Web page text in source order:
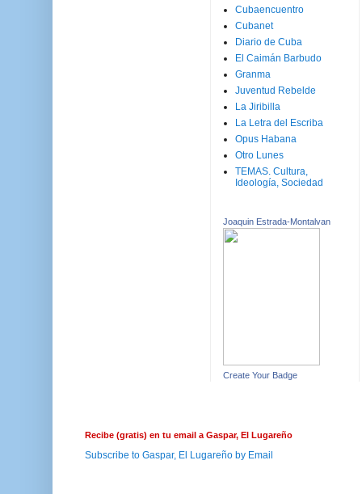
Cubaencuentro
Cubanet
Diario de Cuba
El Caimán Barbudo
Granma
Juventud Rebelde
La Jiribilla
La Letra del Escriba
Opus Habana
Otro Lunes
TEMAS. Cultura,
Ideología, Sociedad
Joaquin Estrada-Montalvan
Create Your Badge
Recibe (gratis) en tu email a Gaspar, El Lugareño
Subscribe to Gaspar, El Lugareño by Email